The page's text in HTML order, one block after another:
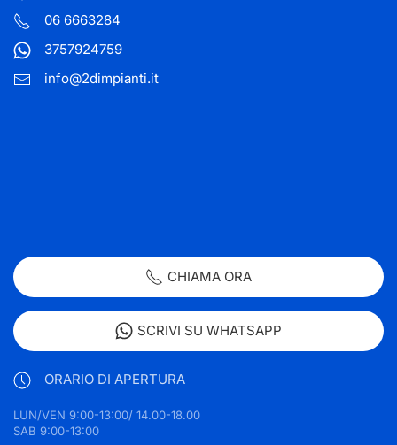
06 6663284
3757924759
info@2dimpianti.it
CHIAMA ORA
SCRIVI SU WHATSAPP
ORARIO DI APERTURA
LUN/VEN 9:00-13:00/ 14.00-18.00
SAB 9:00-13:00